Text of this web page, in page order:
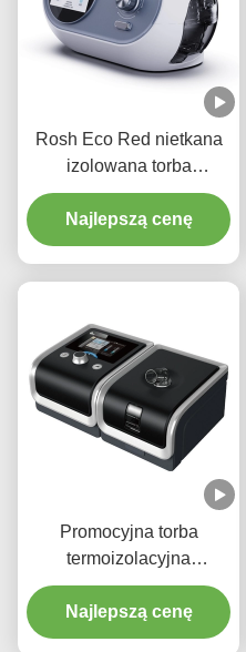
Rosh Eco Red nietkana
izolowana torba
termoizolacyjna do
przechowywania
Najlepszą cenę
Promocyjna torba
termoizolacyjna
wielokrotnego użytku
Przenośna dostawa
żywności do pizzy
Najlepszą cenę